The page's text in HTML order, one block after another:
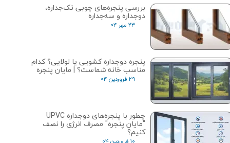
بررسی پنجره‌های چوبی تک‌جداره،
دوجداره و سه‌جداره
۲۳ مهر ۰۴
پنجره دوجداره کشویی یا لولایی؟ کدام
مناسب خانه شماست؟ | مایان پنجره
۲۹ فروردین ۰۴
چطور با پنجره‌های دوجداره UPVC
"مایان پنجره" مصرف انرژی را نصف
کنیم؟